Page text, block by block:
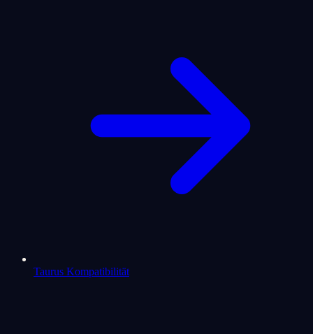
Taurus Kompatibilität